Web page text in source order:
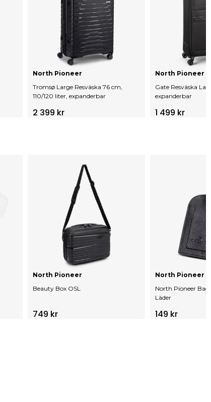
Tromsø Large Resväska 76 cm,
110/120 liter, expanderbar
North Pioneer
2 399 kr
Gate Resväska
expanderbar
North Pioneer
1 499 kr
Beauty Box OSL
North Pioneer
749 kr
North Pioneer
Läder
North Pioneer
149 kr